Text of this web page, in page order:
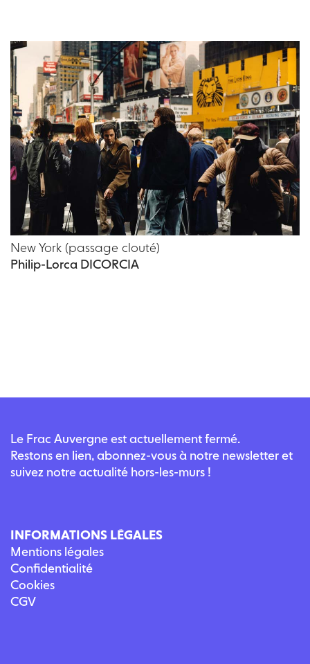
New York (passage clouté)
Philip-Lorca DICORCIA
Le Frac Auvergne est actuellement fermé.
Restons en lien, abonnez-vous à notre newsletter et
suivez notre actualité hors-les-murs !
INFORMATIONS LÉGALES
Mentions légales
Confidentialité
Cookies
CGV